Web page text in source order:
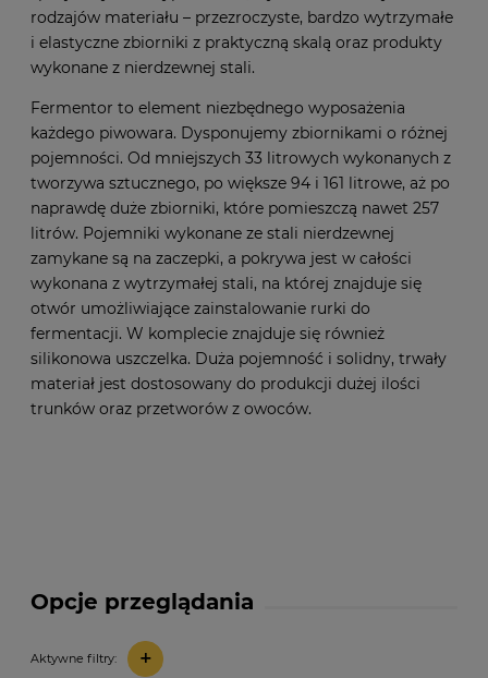
Opcje przeglądania
Aktywne filtry: +
rodzajów materiału – przezroczyste, bardzo wytrzymałe
i elastyczne zbiorniki z praktyczną skalą oraz produkty
wykonane z nierdzewnej stali.
Fermentor to element niezbędnego wyposażenia
każdego piwowara. Dysponujemy zbiornikami o różnej
pojemności. Od mniejszych 33 litrowych wykonanych z
tworzywa sztucznego, po większe 94 i 161 litrowe, aż po
naprawdę duże zbiorniki, które pomieszczą nawet 257
litrów. Pojemniki wykonane ze stali nierdzewnej
zamykane są na zaczepki, a pokrywa jest w całości
wykonana z wytrzymałej stali, na której znajduje się
otwór umożliwiające zainstalowanie rurki do
fermentacji. W komplecie znajduje się również
silikonowa uszczelka. Duża pojemność i solidny, trwały
materiał jest dostosowany do produkcji dużej ilości
trunków oraz przetworów z owoców.